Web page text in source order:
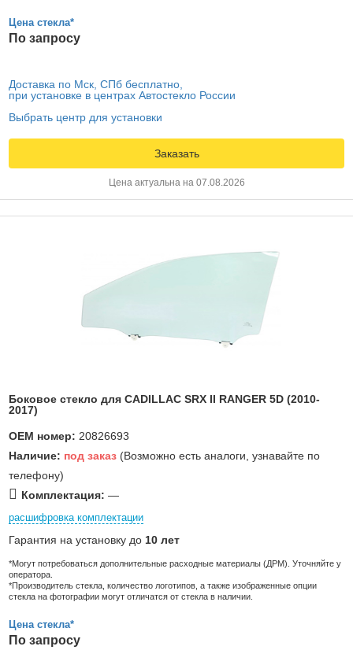
Цена стекла*
По запросу
Доставка по Мск, СПб бесплатно,
при установке в центрах Автостекло России
Выбрать центр для установки
Заказать
Цена актуальна на 07.08.2026
Боковое стекло для CADILLAC SRX II RANGER 5D (2010-
2017)
OEM номер: 20826693
Наличие: под заказ (Возможно есть аналоги, узнавайте по
телефону)
Комплектация: —
расшифровка комплектации
Гарантия на установку до 10 лет
*Могут потребоваться дополнительные расходные материалы (ДРМ). Уточняйте у
оператора.
*Производитель стекла, количество логотипов, а также изображенные опции
стекла на фотографии могут отличатся от стекла в наличии.
Цена стекла*
По запросу